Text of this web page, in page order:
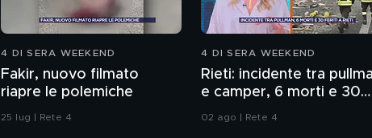
4 DI SERA WEEKEND
Fakir, nuovo filmato
riapre le polemiche
25 lug | Rete 4
4 DI SERA WEEKEND
Rieti: incidente tra
e camper, 6 morti e 30
02 ago | Rete 4